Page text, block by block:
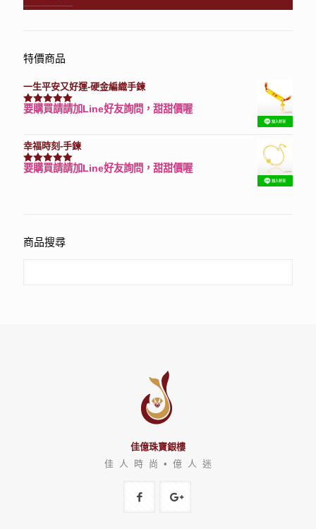
特價商品
一生平安又好運-硬金編織手鍊
評分7740滿分 5
要購買請請加Line好友詢問，甜甜價喔
幸福時刻-手鍊
評分3150滿分 5
要購買請請加Line好友詢問，甜甜價喔
商品搜尋
佳億珠寶銀樓
佳 人 時 尚 • 億 人 迷